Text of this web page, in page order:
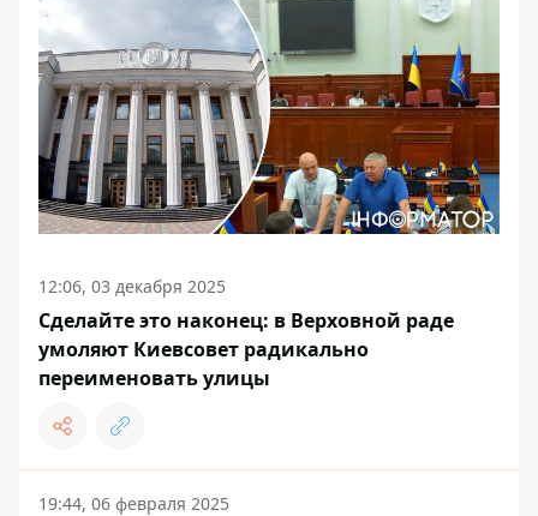
12:06, 03 декабря 2025
Сделайте это наконец: в Верховной раде
умоляют Киевсовет радикально
переименовать улицы
19:44, 06 февраля 2025